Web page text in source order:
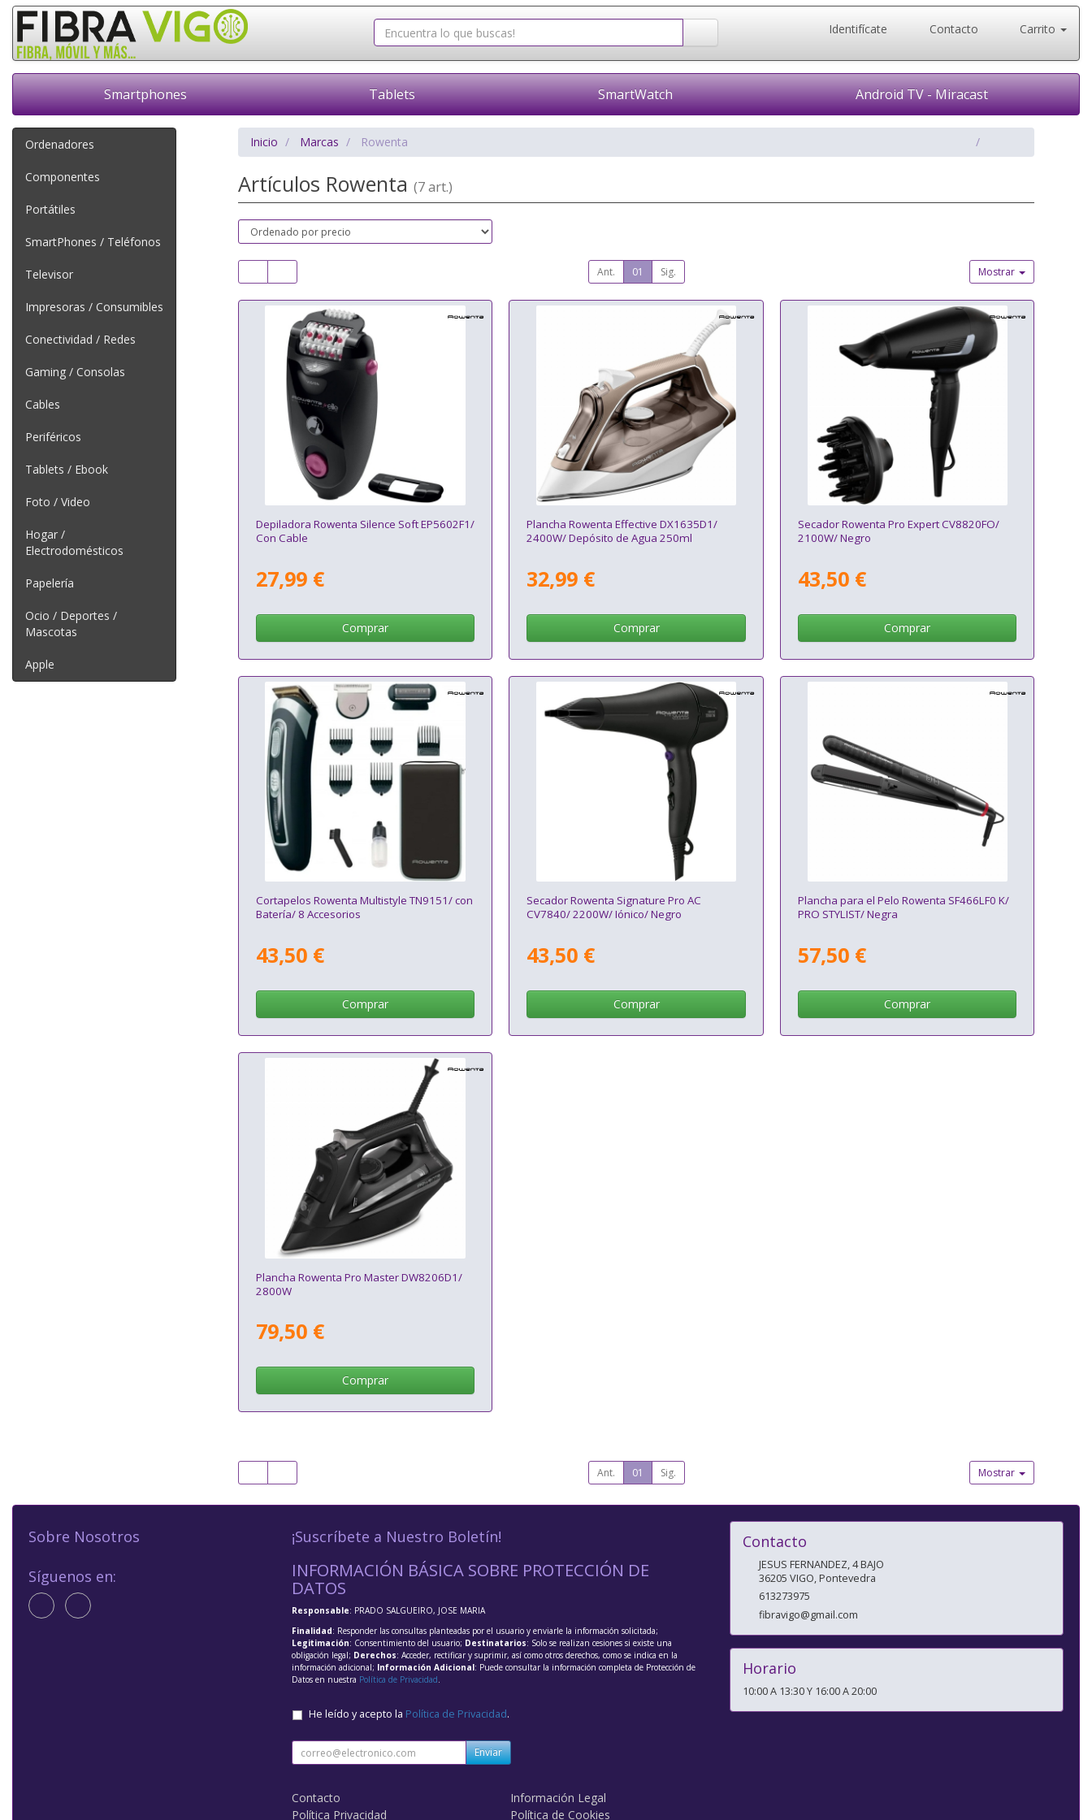
Identifícate Contacto Carrito
Smartphones Tablets SmartWatch Android TV - Miracast
Ordenadores
Componentes
Portátiles
SmartPhones / Teléfonos
Televisor
Impresoras / Consumibles
Conectividad / Redes
Gaming / Consolas
Cables
Periféricos
Tablets / Ebook
Foto / Video
Hogar /
Electrodomésticos
Papelería
Ocio / Deportes /
Mascotas
Apple
Inicio Marcas Rowenta
Artículos Rowenta (7 art.)
Ant. 01 Sig. Mostrar
Depiladora Rowenta Silence Soft EP5602F1/
Con Cable
27,99 €
Comprar
Plancha Rowenta Effective DX1635D1/
2400W/ Depósito de Agua 250ml
32,99 €
Comprar
Secador Rowenta Pro Expert CV8820FO/
2100W/ Negro
43,50 €
Comprar
Cortapelos Rowenta Multistyle TN9151/ con
Batería/ 8 Accesorios
43,50 €
Comprar
Secador Rowenta Signature Pro AC
CV7840/ 2200W/ Iónico/ Negro
43,50 €
Comprar
Plancha para el Pelo Rowenta SF466LF0 K/
PRO STYLIST/ Negra
57,50 €
Comprar
Plancha Rowenta Pro Master DW8206D1/
2800W
79,50 €
Comprar
Ant. 01 Sig. Mostrar
Sobre Nosotros
Síguenos en:
¡Suscríbete a Nuestro Boletín!
INFORMACIÓN BÁSICA SOBRE PROTECCIÓN DE
DATOS
Responsable: PRADO SALGUEIRO, JOSE MARIA
Finalidad: Responder las consultas planteadas por el usuario y enviarle la información solicitada;
Legitimación: Consentimiento del usuario; Destinatarios: Solo se realizan cesiones si existe una
obligación legal; Derechos: Acceder, rectificar y suprimir, así como otros derechos, como se indica en la
información adicional; Información Adicional: Puede consultar la información completa de Protección de
Datos en nuestra Política de Privacidad.
He leído y acepto la Política de Privacidad.
Enviar
Contacto
Información Legal
Política Privacidad
Política de Cookies
Contacto
JESUS FERNANDEZ, 4 BAJO
36205 VIGO,Pontevedra
613273975
fibravigo@gmail.com
Horario
10:00 A 13:30 Y 16:00 A 20:00